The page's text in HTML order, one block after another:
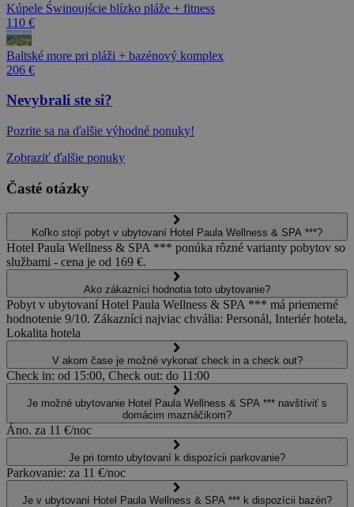
Kúpele Świnoujście blízko pláže + fitness
110 €
Baltské more pri pláži + bazénový komplex
206 €
Nevybrali ste si?
Pozrite sa na ďalšie výhodné ponuky!
Zobraziť ďalšie ponuky
Časté otázky
Koľko stojí pobyt v ubytovaní Hotel Paula Wellness & SPA ***?
Hotel Paula Wellness & SPA *** ponúka rôzné varianty pobytov so
službami - cena je od 169 €.
Ako zákazníci hodnotia toto ubytovanie?
Pobyt v ubytovaní Hotel Paula Wellness & SPA *** má priemerné
hodnotenie 9/10. Zákazníci najviac chvália: Personál, Interiér hotela,
Lokalita hotela
V akom čase je možné vykonať check in a check out?
Check in: od 15:00, Check out: do 11:00
Je možné ubytovanie Hotel Paula Wellness & SPA *** navštíviť s
domácim maznáčikom?
Áno. za 11 €/noc
Je pri tomto ubytovaní k dispozícii parkovanie?
Parkovanie: za 11 €/noc
Je v ubytovaní Hotel Paula Wellness & SPA *** k dispozícii bazén?